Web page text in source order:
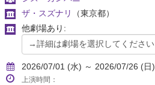
ザ・スズナリ
（東京都）
他劇場あり:
2026/07/01 (水) ～ 2026/07/26 (日)
上演時間：